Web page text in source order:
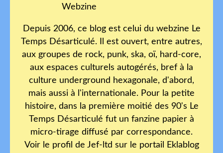
Depuis 2006, ce blog est celui du webzine Le
Temps Désarticulé. Il est ouvert, entre autres,
aux groupes de rock, punk, ska, oï, hard-core,
aux espaces culturels autogérés, bref à la
culture underground hexagonale, d'abord,
mais aussi à l'internationale. Pour la petite
histoire, dans la première moitié des 90's Le
Temps Désarticulé fut un fanzine papier à
micro-tirage diffusé par correspondance.
Voir le profil de Jef-ltd sur le portail Eklablog